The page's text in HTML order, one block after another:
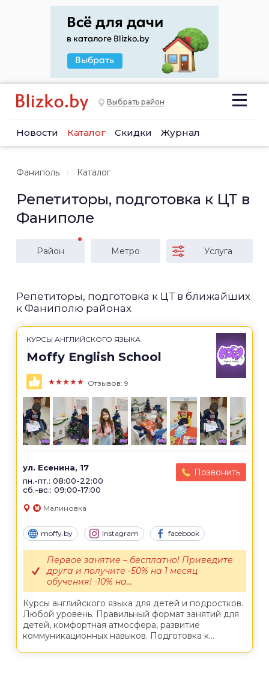
Выбрать район
Новости Каталог Скидки Журнал
Фаниполь Каталог
Репетиторы, подготовка к ЦТ в
Фаниполе
Район Метро Услуга
Репетиторы, подготовка к ЦТ в ближайших
к Фаниполю районах
КУРСЫ АНГЛИЙСКОГО ЯЗЫКА
Moffy English School
★★★★★ Отзывов: 9
ул. Есенина, 17
пн.-пт.: 08:00-22:00
сб.-вс.: 09:00-17:00
Позвонить
Малиновка
moffy.by Instagram facebook
Курсы английского языка для детей и подростков.
Любой уровень. Правильный формат занятий для
детей, комфортная атмосфера, развитие
коммуникационных навыков. Подготовка к...
Первое занятие – бесплатно! Приведите
друга и получите -50% на 1 месяц
обучения! -10% на...